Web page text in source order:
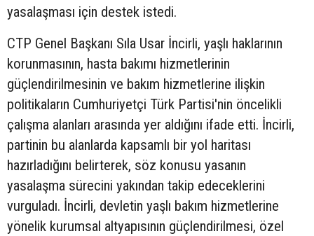
yasalaşması için destek istedi.
CTP Genel Başkanı Sıla Usar İncirli, yaşlı haklarının
korunmasının, hasta bakımı hizmetlerinin
güçlendirilmesinin ve bakım hizmetlerine ilişkin
politikaların Cumhuriyetçi Türk Partisi'nin öncelikli
çalışma alanları arasında yer aldığını ifade etti. İncirli,
partinin bu alanlarda kapsamlı bir yol haritası
hazırladığını belirterek, söz konusu yasanın
yasalaşma sürecini yakından takip edeceklerini
vurguladı. İncirli, devletin yaşlı bakım hizmetlerine
yönelik kurumsal altyapısının güçlendirilmesi, özel